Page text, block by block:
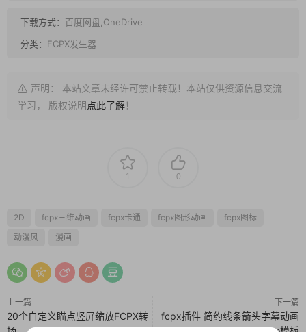
下载方式： 百度网盘,OneDrive
分类： FCPX发生器
声明： 本站文章未经许可禁止转载！本站仅供资源信息交流
学习， 版权说明点此了解！
1 0
2D fcpx三维动画 fcpx卡通 fcpx图形动画
fcpx图标
动漫风
漫画
上一篇
20个自定义瞄点竖屏缩放FCPX转
下一篇
fcpx插件 简约线条箭头字幕动画